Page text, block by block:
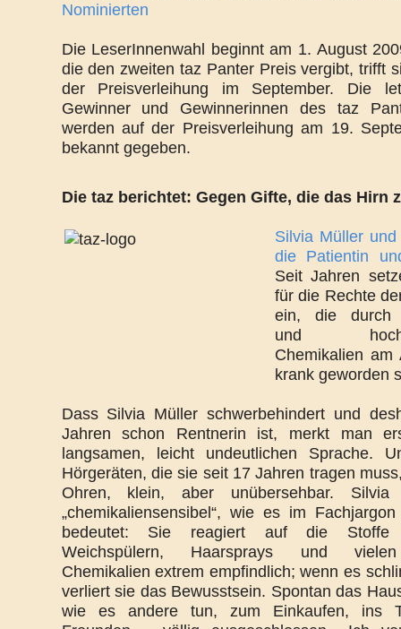
Nominierten
Die LeserInnenwahl beginnt am 1. August
die den zweiten taz Panter Preis vergibt, trifft
der Preisverleihung im September. Die
Gewinner und Gewinnerinnen des taz
werden auf der Preisverleihung am 19.
bekannt gegeben.
Die taz berichtet: Gegen Gifte, die das Hirn
Silvia Müller
die Patientin
Seit Jahren
für die Rechte
ein, die durch
und
Chemikalien am
krank geworden
Dass Silvia Müller schwerbehindert und
Jahren schon Rentnerin ist, merkt man
langsamen, leicht undeutlichen Sprache.
Hörgeräten, die sie seit 17 Jahren tragen
Ohren, klein, aber unübersehbar.
„chemikaliensensibel“, wie es im
bedeutet: Sie reagiert auf die
Weichspülern, Haarsprays und
Chemikalien extrem empfindlich; wenn es
verliert sie das Bewusstsein. Spontan das
wie es andere tun, zum Einkaufen, ins